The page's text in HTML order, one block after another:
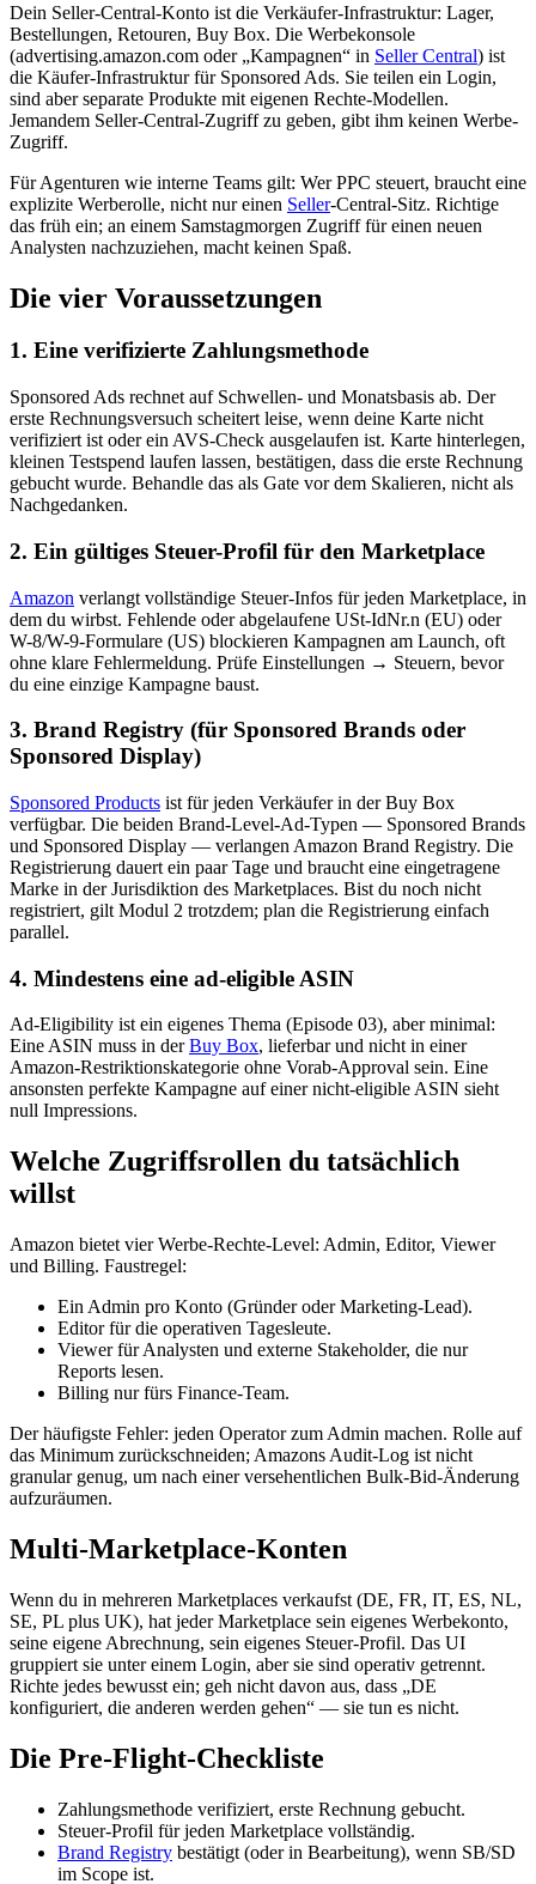
Dein Seller-Central-Konto ist die Verkäufer-Infrastruktur: Lager,
Bestellungen, Retouren, Buy Box. Die Werbekonsole
(advertising.amazon.com oder „Kampagnen“ in Seller Central) ist
die Käufer-Infrastruktur für Sponsored Ads. Sie teilen ein Login,
sind aber separate Produkte mit eigenen Rechte-Modellen.
Jemandem Seller-Central-Zugriff zu geben, gibt ihm keinen Werbe-
Zugriff.
Für Agenturen wie interne Teams gilt: Wer PPC steuert, braucht eine
explizite Werberolle, nicht nur einen Seller-Central-Sitz. Richtige
das früh ein; an einem Samstagmorgen Zugriff für einen neuen
Analysten nachzuziehen, macht keinen Spaß.
Die vier Voraussetzungen
1. Eine verifizierte Zahlungsmethode
Sponsored Ads rechnet auf Schwellen- und Monatsbasis ab. Der
erste Rechnungsversuch scheitert leise, wenn deine Karte nicht
verifiziert ist oder ein AVS-Check ausgelaufen ist. Karte hinterlegen,
kleinen Testspend laufen lassen, bestätigen, dass die erste Rechnung
gebucht wurde. Behandle das als Gate vor dem Skalieren, nicht als
Nachgedanken.
2. Ein gültiges Steuer-Profil für den Marketplace
Amazon verlangt vollständige Steuer-Infos für jeden Marketplace, in
dem du wirbst. Fehlende oder abgelaufene USt-IdNr.n (EU) oder
W-8/W-9-Formulare (US) blockieren Kampagnen am Launch, oft
ohne klare Fehlermeldung. Prüfe Einstellungen → Steuern, bevor
du eine einzige Kampagne baust.
3. Brand Registry (für Sponsored Brands oder
Sponsored Display)
Sponsored Products ist für jeden Verkäufer in der Buy Box
verfügbar. Die beiden Brand-Level-Ad-Typen — Sponsored Brands
und Sponsored Display — verlangen Amazon Brand Registry. Die
Registrierung dauert ein paar Tage und braucht eine eingetragene
Marke in der Jurisdiktion des Marketplaces. Bist du noch nicht
registriert, gilt Modul 2 trotzdem; plan die Registrierung einfach
parallel.
4. Mindestens eine ad-eligible ASIN
Ad-Eligibility ist ein eigenes Thema (Episode 03), aber minimal:
Eine ASIN muss in derBuy Box, lieferbar und nicht in einer
Amazon-Restriktionskategorie ohne Vorab-Approval sein. Eine
ansonsten perfekte Kampagne auf einer nicht-eligible ASIN sieht
null Impressions.
Welche Zugriffsrollen du tatsächlich
willst
Amazon bietet vier Werbe-Rechte-Level: Admin, Editor, Viewer
und Billing. Faustregel:
Ein Admin pro Konto (Gründer oder Marketing-Lead).
Editor für die operativen Tagesleute.
Viewer für Analysten und externe Stakeholder, die nur
Reports lesen.
Billing nur fürs Finance-Team.
Der häufigste Fehler: jeden Operator zum Admin machen. Rolle auf
das Minimum zurückschneiden; Amazons Audit-Log ist nicht
granular genug, um nach einer versehentlichen Bulk-Bid-Änderung
aufzuräumen.
Multi-Marketplace-Konten
Wenn du in mehreren Marketplaces verkaufst (DE, FR, IT, ES, NL,
SE, PL plus UK), hat jeder Marketplace sein eigenes Werbekonto,
seine eigene Abrechnung, sein eigenes Steuer-Profil. Das UI
gruppiert sie unter einem Login, aber sie sind operativ getrennt.
Richte jedes bewusst ein; geh nicht davon aus, dass „DE
konfiguriert, die anderen werden gehen“ — sie tun es nicht.
Die Pre-Flight-Checkliste
Zahlungsmethode verifiziert, erste Rechnung gebucht.
Steuer-Profil für jeden Marketplace vollständig.
Brand Registry bestätigt (oder in Bearbeitung), wenn SB/SD
im Scope ist.